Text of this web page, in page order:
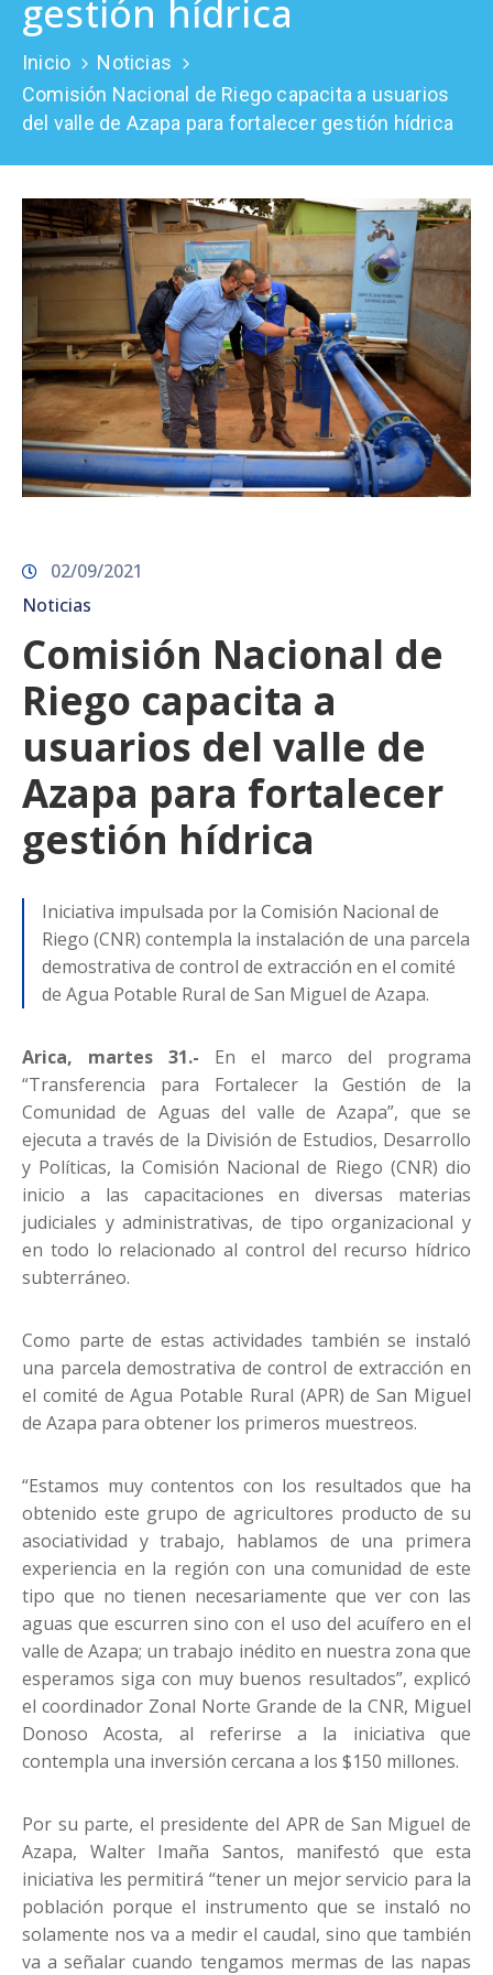
Prensa
gestión hídrica
Inicio
Noticias
Comisión Nacional de Riego capacita a usuarios
del valle de Azapa para fortalecer gestión hídrica
02/09/2021
Noticias
Comisión Nacional de
Riego capacita a
usuarios del valle de
Azapa para fortalecer
gestión hídrica
Iniciativa impulsada por la Comisión Nacional de
Riego (CNR) contempla la instalación de una parcela
demostrativa de control de extracción en el comité
de Agua Potable Rural de San Miguel de Azapa.
Arica, martes 31.- En el marco del programa
“Transferencia para Fortalecer la Gestión de la
Comunidad de Aguas del valle de Azapa”, que se
ejecuta a través de la División de Estudios, Desarrollo
y Políticas, la Comisión Nacional de Riego (CNR) dio
inicio a las capacitaciones en diversas materias
judiciales y administrativas, de tipo organizacional y
en todo lo relacionado al control del recurso hídrico
subterráneo.
Como parte de estas actividades también se instaló
una parcela demostrativa de control de extracción en
el comité de Agua Potable Rural (APR) de San Miguel
de Azapa para obtener los primeros muestreos.
“Estamos muy contentos con los resultados que ha
obtenido este grupo de agricultores producto de su
asociatividad y trabajo, hablamos de una primera
experiencia en la región con una comunidad de este
tipo que no tienen necesariamente que ver con las
aguas que escurren sino con el uso del acuífero en el
valle de Azapa; un trabajo inédito en nuestra zona que
esperamos siga con muy buenos resultados”, explicó
el coordinador Zonal Norte Grande de la CNR, Miguel
Donoso Acosta, al referirse a la iniciativa que
contempla una inversión cercana a los $150 millones.
Por su parte, el presidente del APR de San Miguel de
Azapa, Walter Imaña Santos, manifestó que esta
iniciativa les permitirá “tener un mejor servicio para la
población porque el instrumento que se instaló no
solamente nos va a medir el caudal, sino que también
va a señalar cuando tengamos mermas de las napas